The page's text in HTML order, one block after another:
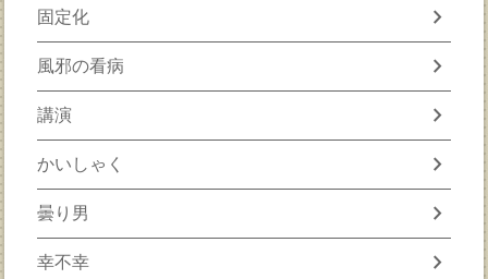
固定化 chevron_right
風邪の看病 chevron_right
講演 chevron_right
かいしゃく chevron_right
曇り男 chevron_right
幸不幸 chevron_right